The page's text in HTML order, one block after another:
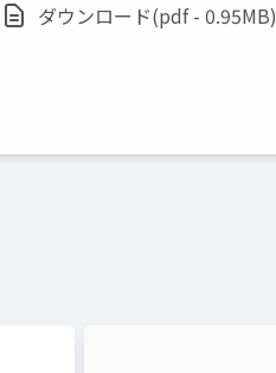
ダウンロード(pdf - 0.95MB)